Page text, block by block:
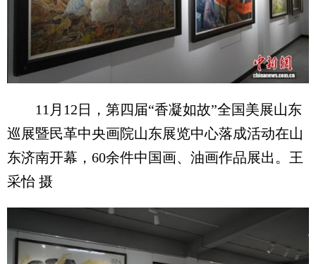
11月12日，第四届“香凝如故”全国美展山东
巡展暨民革中央画院山东展览中心落成活动在山
东济南开幕，60余件中国画、油画作品展出。王
采怡 摄